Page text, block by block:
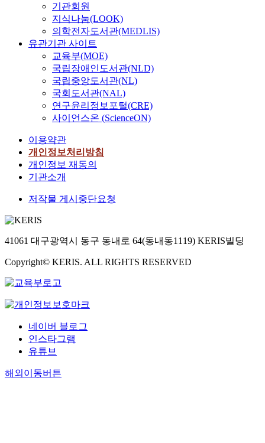
기관회원
지식나눔(LOOK)
의학전자도서관(MEDLIS)
유관기관 사이트
교육부(MOE)
국립장애인도서관(NLD)
국립중앙도서관(NL)
국회도서관(NAL)
연구윤리정보포털(CRE)
사이언스온 (ScienceON)
이용약관
개인정보처리방침
개인정보 재동의
기관소개
저작물 게시중단요청
41061 대구광역시 동구 동내로 64(동내동1119) KERIS빌딩
Copyright© KERIS. ALL RIGHTS RESERVED
네이버 블로그
인스타그램
유튜브
해외이동버튼